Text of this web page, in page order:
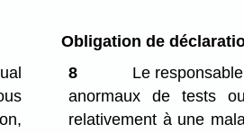
Obligation de
8
Le
anormaux de tests
relativement à une